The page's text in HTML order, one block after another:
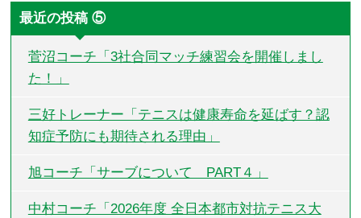
最近の投稿 ⑤
菅沼コーチ「3社合同マッチ練習会を開催しまし
た！」
三好トレーナー「テニスは健康寿命を延ばす？認
知症予防にも期待される理由」
旭コーチ「サーブについて PART４」
中村コーチ「2026年度 全日本都市対抗テニス大